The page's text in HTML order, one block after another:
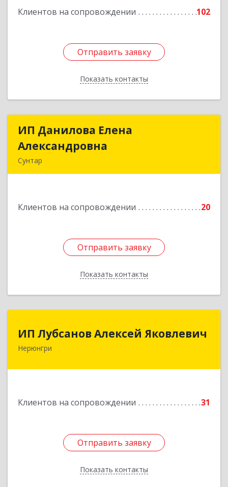
Клиентов на сопровождении 102
Отправить заявку
Показать контакты
Подробнее
Отправить заявку
Назад
ИП Данилова Елена
Александровна
Сунтар
Клиентов на сопровождении 20
Отправить заявку
Показать контакты
ИП Данилова Елена
Отправить заявку
Назад
ИП Лубсанов Алексей Яковлевич
Нерюнгри
Клиентов на сопровождении 31
Отправить заявку
Показать контакты
ИП Лубсанов Алексей Яковлевич
675002, Амурская область, г. Благовещенск, ул.
Отправить заявку
Назад